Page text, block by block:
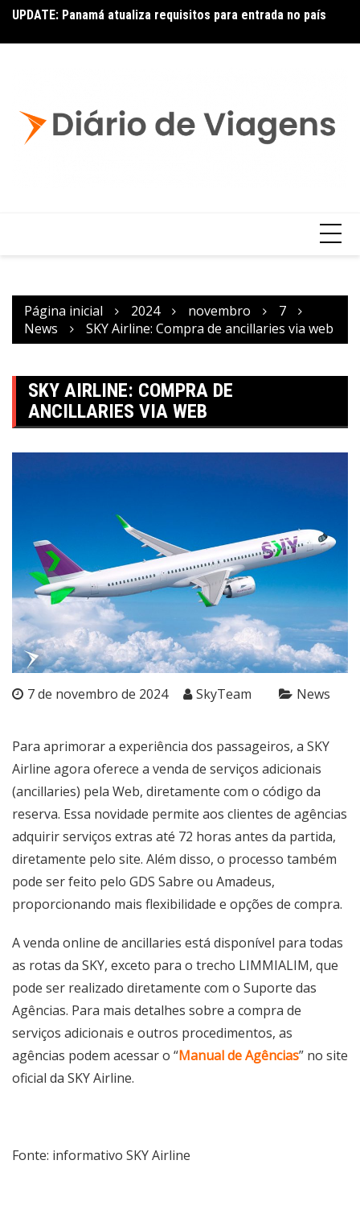
UPDATE: Panamá atualiza requisitos para entrada no país
Copa – Atualização: Política de Alterações e Reembolsos
Página inicial 2024 novembro
7
News
SKY Airline: Compra de ancillaries via web
SKY AIRLINE: COMPRA DE
ANCILLARIES VIA WEB
7 de novembro de 2024 SkyTeam News
Para aprimorar a experiência dos passageiros, a SKY
Airline agora oferece a venda de serviços adicionais
(ancillaries) pela Web, diretamente com o código da
reserva. Essa novidade permite aos clientes de agências
adquirir serviços extras até 72 horas antes da partida,
diretamente pelo site. Além disso, o processo também
pode ser feito pelo GDS Sabre ou Amadeus,
proporcionando mais flexibilidade e opções de compra.
A venda online de ancillaries está disponível para todas
as rotas da SKY, exceto para o trecho LIMMIALIM, que
pode ser realizado diretamente com o Suporte das
Agências. Para mais detalhes sobre a compra de
serviços adicionais e outros procedimentos, as
agências podem acessar o “Manual de Agências” no site
oficial da SKY Airline.
Fonte: informativo SKY Airline